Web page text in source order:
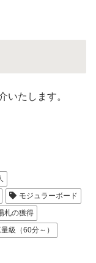
いたします。
モジュラーボード
札の獲得
級（60分～）